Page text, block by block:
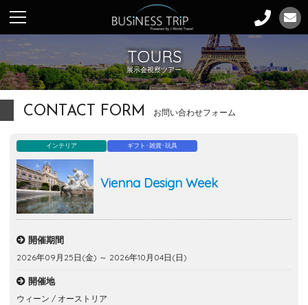
TOURS
展示会視察ツアー
CONTACT FORM お問い合わせフォーム
インテリア ギフト･雑貨･玩具
Vienna Design Week
開催期間
2026年09月25日(金) ～ 2026年10月04日(日)
開催地
ウィーン / オーストリア